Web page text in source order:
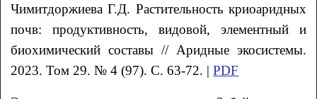
ЧимитдоржиеваГ.Д. Растительность криоаридных
почв: продуктивность, видовой, элементный и
биохимический составы // Аридные экосистемы.
2023. Том 29. № 4 (97). С. 63-72. |PDF